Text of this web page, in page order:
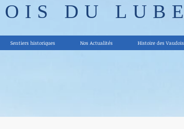
DU
Sentiers historiques Nos Actualités Histoire des Vaudois